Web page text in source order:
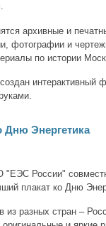
архивные и
фотографии и
по истории
интерактивный
Дню Энергетика
"ЕЭС России"
плакат ко Дню
из разных стран –